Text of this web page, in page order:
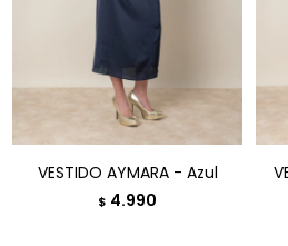
VESTIDO AYMARA - Azul
$ 4.990